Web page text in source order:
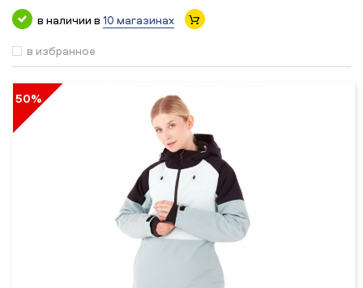
в наличии в 10 магазинах
в избранное
50%